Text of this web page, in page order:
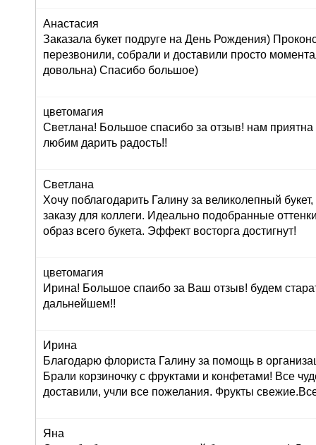
Анастасия
Заказала букет подруге на День Рождения)
перезвонили, собрали и доставили просто
довольна) Спасибо большое)
цветомагия
Светлана! Большое спасибо за отзыв! нам
любим дарить радость!!
Светлана
Хочу поблагодарить Галину за великолепный
заказу для коллеги. Идеально подобранные
образ всего букета. Эффект восторга достигнут!
цветомагия
Ирина! Большое спаибо за Ваш отзыв! будем
дальнейшем!!
Ирина
Благодарю флориста Галину за помощь в
Брали корзиночку с фруктами и конфетами! Все
доставили, учли все пожелания. Фрукты
Яна